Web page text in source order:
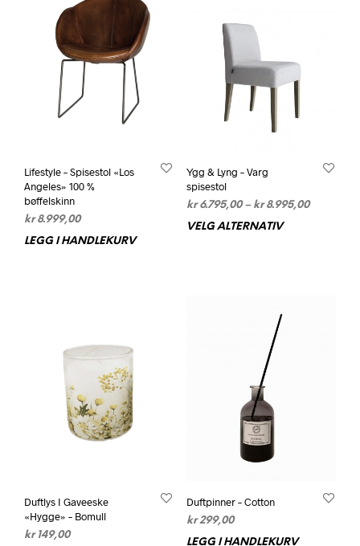
produktsiden
Lifestyle – Spisestol «Los
Angeles» 100 %
bøffelskinn
kr8.999,00
LEGG I HANDLEKURV
Ygg & Lyng – Varg
spisestol
kr6.795,00 – kr8.995,00
VELG ALTERNATIV
Duftlys I Gaveeske
«Hygge» – Bomull
kr149,00
Duftpinner – Cotton
kr299,00
LEGG I HANDLEKURV